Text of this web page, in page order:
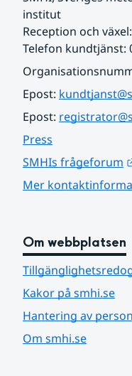
institut
Reception och
Telefon kundtjänst:
Epost:
Epost:
Press
SMHIs frågeforum
Mer
Om webbplatsen
Kakor på smhi.se
Hantering av
Om smhi.se